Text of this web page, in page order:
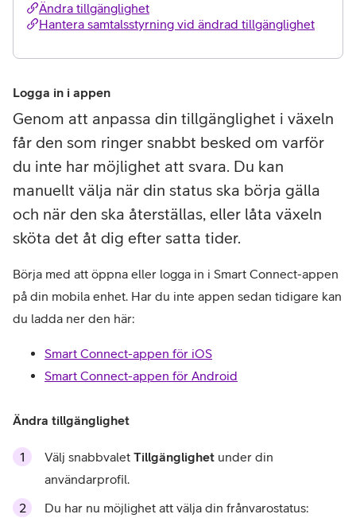
Ändra tillgänglighet
Hantera samtalsstyrning vid ändrad tillgänglighet
Logga in i appen
Genom att anpassa din tillgänglighet i växeln
får den som ringer snabbt besked om varför
du inte har möjlighet att svara. Du kan
manuellt välja när din status ska börja gälla
och när den ska återställas, eller låta växeln
sköta det åt dig efter satta tider.
Börja med att öppna eller logga in i Smart Connect-appen
på din mobila enhet. Har du inte appen sedan tidigare kan
du ladda ner den här:
Smart Connect-appen för iOS
Smart Connect-appen för Android
Ändra tillgänglighet
Välj snabbvalet Tillgänglighet under din
användarprofil.
Du har nu möjlighet att välja din frånvarostatus: